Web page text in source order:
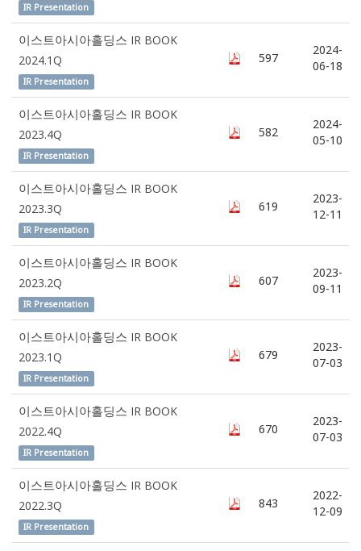
IR Presentation
이스트아시아홀딩스 IR BOOK
2024.1Q
IR Presentation
597
2024-
06-18
이스트아시아홀딩스 IR BOOK
2023.4Q
IR Presentation
582
2024-
05-10
이스트아시아홀딩스 IR BOOK
2023.3Q
IR Presentation
619
2023-
12-11
이스트아시아홀딩스 IR BOOK
2023.2Q
IR Presentation
607
2023-
09-11
이스트아시아홀딩스 IR BOOK
2023.1Q
IR Presentation
679
2023-
07-03
이스트아시아홀딩스 IR BOOK
2022.4Q
IR Presentation
670
2023-
07-03
이스트아시아홀딩스 IR BOOK
2022.3Q
IR Presentation
843
2022-
12-09